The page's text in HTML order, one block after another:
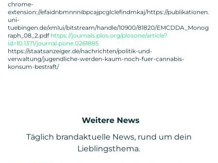
chrome-
extension://efaidnbmnnnibpcajpcglclefindmkaj/https://publikationen.
uni-
tuebingen.de/xmlui/bitstream/handle/10900/81820/EMCDDA_Monog
raph_08_2.pdf https://journals.plos.org/plosone/article?
id=10.1371/journal.pone.0261885
https://staatsanzeiger.de/nachrichten/politik-und-
verwaltung/jugendliche-werden-kaum-noch-fuer-cannabis-
konsum-bestraft/
Weitere News
Täglich brandaktuelle News, rund um dein
Lieblingsthema.